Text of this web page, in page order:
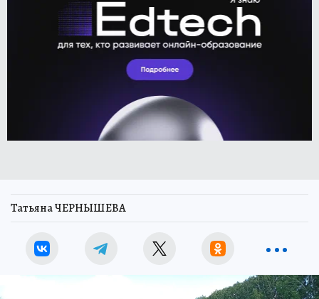
Татьяна ЧЕРНЫШЕВА